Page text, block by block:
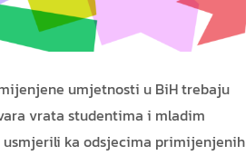
umjetnosti u BiH trebaju
vrata studentima i mladim
ka odsjecima primijenjenih